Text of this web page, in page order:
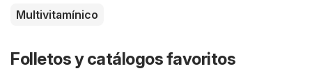
Multivitamínico
Folletos y catálogos favoritos